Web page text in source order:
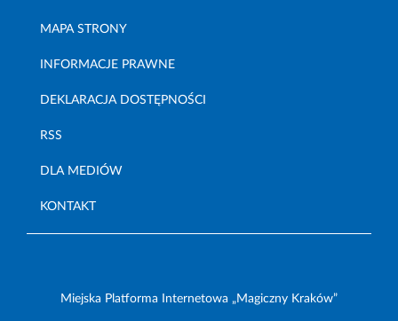
MAPA STRONY
INFORMACJE PRAWNE
DEKLARACJA DOSTĘPNOŚCI
RSS
DLA MEDIÓW
KONTAKT
Miejska Platforma Internetowa „Magiczny Kraków”